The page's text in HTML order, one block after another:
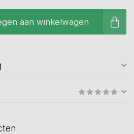
aan winkelwagen